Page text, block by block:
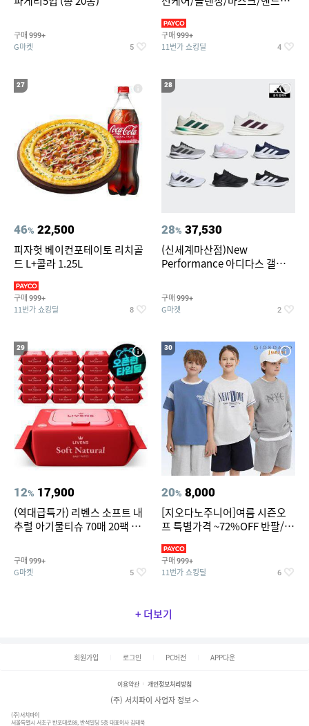
구매 999+
G마켓 5
구매 999+
11번가 쇼킹딜 4
27
46% 22,500
피자헛 베이컨포테이토 리치골
드 L+콜라 1.25L
구매 999+
11번가 쇼킹딜 8
28
28% 37,530
(신세계마산점)New
Performance 아디다스 갤럭시
구매 999+
G마켓 2
29
12% 17,900
(역대급특가) 리벤스 소프트 내
추럴 아기물티슈 70매 20팩 캡
구매 999+
G마켓 5
30
20% 8,000
[지오다노주니어]여름 시즌오
프 특별가격 ~72%OFF 반팔/반
구매 999+
11번가 쇼킹딜 6
+ 더보기
회원가입 로그인 PC버전 APP다운
이용약관 개인정보처리방침
(주) 서치파이 사업자 정보
(주)서치파이
서울특별시 서초구 반포대로88, 반석빌딩 5층 대표이사 김태묵